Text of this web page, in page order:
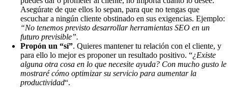
Asegúrate de que ellos lo sepan, para que no tengas que
escuchar a ningún cliente obstinado en sus exigencias. Ejemplo:
“No tenemos previsto desarrollar herramientas SEO en un
futuro previsible”.
Propón un “sí”. Quieres mantener tu relación con el cliente, y
para ello lo mejor es proponer un resultado positivo. “¿Existe
alguna otra cosa en lo que necesite ayuda? Con mucho gusto le
mostraré cómo optimizar su servicio para aumentar la
productividad“.